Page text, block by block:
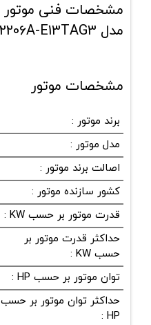
مدل 2206A-E13TAG3
مشخصات موتور
برند موتور :
مدل موتور :
اصالت برند موتور :
کشور سازنده موتور :
قدرت موتور بر حسب KW
:
حداکثر قدرت موتور بر
حسب KW
:
توان موتور بر حسب HP :
حداکثر توان موتور بر حسب
HP
: